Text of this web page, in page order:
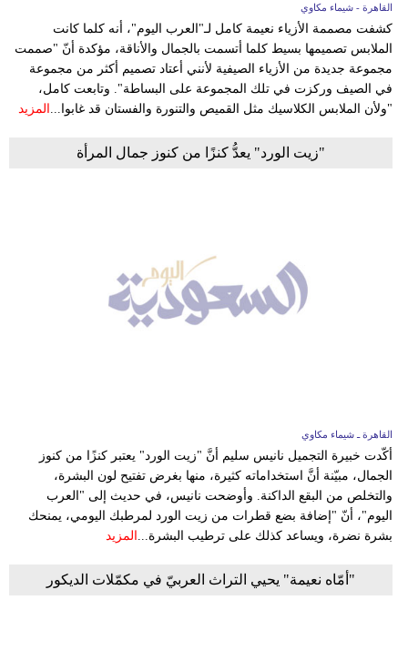
القاهرة - شيماء مكاوي
كشفت مصممة الأزياء نعيمة كامل لـ"العرب اليوم"، أنه كلما كانت
الملابس تصميمها بسيط كلما أتسمت بالجمال والأناقة، مؤكدة أنّ "صممت
مجموعة جديدة من الأزياء الصيفية لأنني أعتاد تصميم أكثر من مجموعة
في الصيف وركزت في تلك المجموعة على البساطة". وتابعت كامل،
"ولأن الملابس الكلاسيك مثل القميص والتنورة والفستان قد غابوا...
المزيد
"زيت الورد" يعدُّ كنزًا من كنوز جمال المرأة
القاهرة ـ شيماء مكاوي
أكّدت خبيرة التجميل نانيس سليم أنَّ "زيت الورد" يعتبر كنزًا من كنوز
الجمال، مبيّنة أنَّ استخداماته كثيرة، منها بغرض تفتيح لون البشرة،
والتخلص من البقع الداكنة. وأوضحت نانيس، في حديث إلى "العرب
اليوم"، أنّ "إضافة بضع قطرات من زيت الورد لمرطبك اليومي، يمنحك
بشرة نضرة، ويساعد كذلك على ترطيب البشرة...
المزيد
"أمّاه نعيمة" يحيي التراث العربيّ في مكمّلات الديكور